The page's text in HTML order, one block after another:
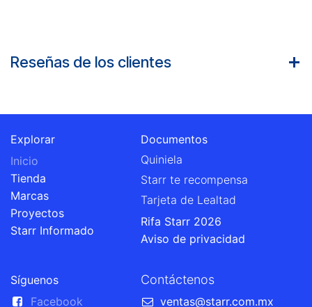
Reseñas de los clientes
Explorar
Inicio
Tienda
Marcas
Proyectos
Starr Informado
Documentos
Quiniela
Starr te recompensa
Tarjeta de Lealtad
Rifa Starr 2026
Aviso de privacidad
Síguenos
Facebook
Contáctenos
ventas@starr.com.mx